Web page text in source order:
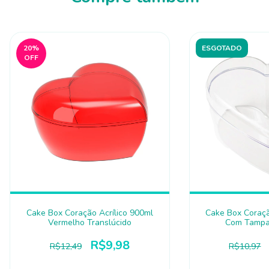
20%
OFF
Cake Box Coração Acrílico 900ml
Vermelho Translúcido
R$12,49 R$9,98
ESGOTADO
Cake Box
Com
R$10,97